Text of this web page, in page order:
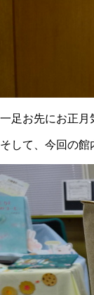
一足お先にお正月
そして、今回の館